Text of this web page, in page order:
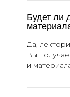
Будет ли
Да,
Вы
и